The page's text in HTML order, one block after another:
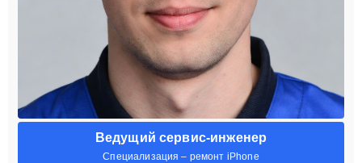
Ведущий сервис-инженер
Специализация – ремонт iPhone